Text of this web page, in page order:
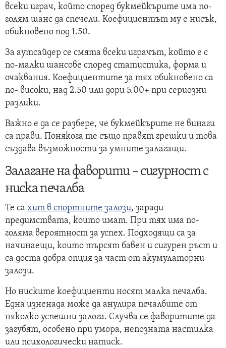
всеки играч, който според букмейкърите има по-
голям шанс да спечели. Коефициентът му е нисък,
обикновено под 1.50.
За аутсайдер се смята всеки играчът, който е с
по-малки шансове според статистика, форма и
очаквания. Коефициентите за тях обикновено са
по- високи, над 2.50 или дори 5.00+ при сериозни
разлики.
Важно е да се разбере, че букмейкърите не винаги
са прави. Понякога те също правят грешки и това
създава възможности за умните залагащи.
Залагане на фаворити – сигурност с
ниска печалба
Те са хит в спортните залози, заради
предимствата, които имат. При тях има по-
голяма вероятност за успех. Подходящи са за
начинаещи, които търсят бавен и сигурен ръст и
са доста добра опция за част от акумулаторни
залози.
Но ниските коефициенти носят малка печалба.
Една изненада може да анулира печалбите от
няколко успешни залога. Случва се фаворитите да
загубят, особено при умора, непозната настилка
или психологически натиск.